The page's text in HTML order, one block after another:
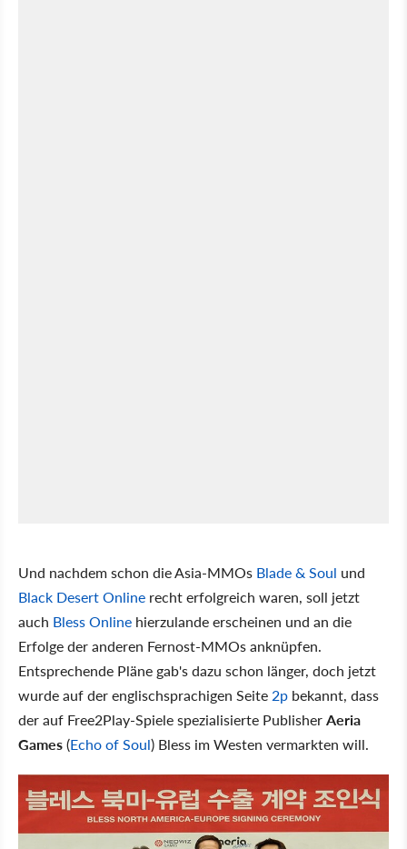
Und nachdem schon die Asia-MMOs Blade & Soul und
Black Desert Online recht erfolgreich waren, soll jetzt
auch Bless Online hierzulande erscheinen und an die
Erfolge der anderen Fernost-MMOs anknüpfen.
Entsprechende Pläne gab's dazu schon länger, doch jetzt
wurde auf der englischsprachigen Seite 2p bekannt, dass
der auf Free2Play-Spiele spezialisierte PublisherAeria
Games(Echo of Soul) Bless im Westen vermarkten will.